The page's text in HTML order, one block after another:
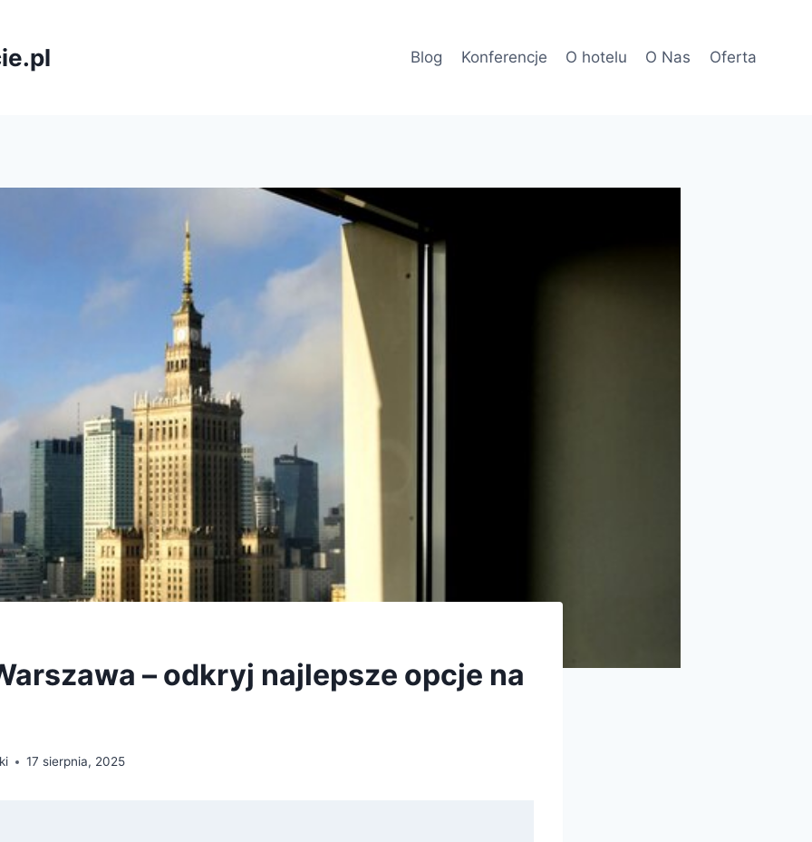
Blog Konferencje O hotelu O Nas Oferta
– odkryj najlepsze opcje na
17 sierpnia, 2025